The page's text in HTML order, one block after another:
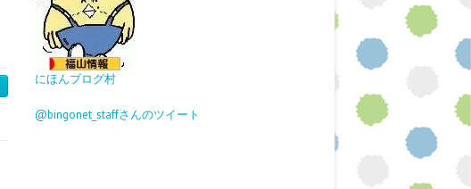
にほんブログ村
@bingonet_staffさんのツイート